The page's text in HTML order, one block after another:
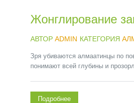
Жонглирование
АВТОР ADMIN КАТЕГОРИЯ
Зря убиваются алмаатинцы по
понимают всей глубины и
Подробнее